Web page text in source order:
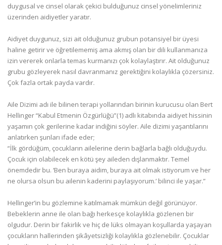
duygusal ve cinsel olarak çekici bulduğunuz cinsel yönelimleriniz
üzerinden aidiyetler yaratır.
Aidiyet duygunuz, sizi ait olduğunuz grubun potansiyel bir üyesi
haline getirir ve öğretilememiş ama akmış olan bir dili kullanmanıza
izin vererek onlarla temas kurmanızı çok kolaylaştırır. Ait olduğunuz
grubu gözleyerek nasıl davranmanız gerektiğini kolaylıkla çözersiniz.
Çok fazla ortak payda vardır.
Aile Dizimi adı ile bilinen terapi yollarından birinin kurucusu olan Bert
Hellinger “Kabul Etmenin Özgürlüğü”(1) adlı kitabında aidiyet hissinin
yaşamın çok gerilerine kadar indiğini söyler. Aile dizimi yaşantılarını
anlatırken şunları ifade eder;
“İlk gördüğüm, çocukların ailelerine derin bağlarla bağlı olduğuydu.
Çocuk için olabilecek en kötü şey aileden dışlanmaktır. Temel
önemdedir bu. ‘Ben buraya aidim, buraya ait olmak istiyorum ve her
ne olursa olsun bu ailenin kaderini paylaşıyorum.’ bilinci ile yaşar.”
Hellinger’in bu gözlemine katılmamak mümkün değil görünüyor.
Bebeklerin anne ile olan bağı herkesçe kolaylıkla gözlenen bir
olgudur. Derin bir fakirlik ve hiç de lüks olmayan koşullarda yaşayan
çocukların hallerinden şikâyetsizliği kolaylıkla gözlenebilir. Çocuklar